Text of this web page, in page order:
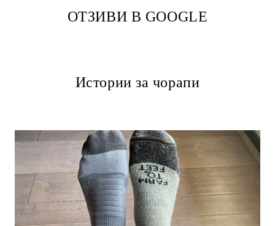
ОТЗИВИ В GOOGLE
Истории за чорапи